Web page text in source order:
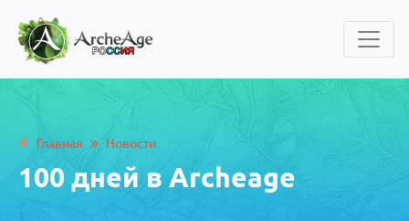
Главная » Новости
100 дней в Archeage